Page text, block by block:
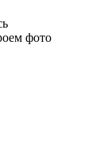
фото